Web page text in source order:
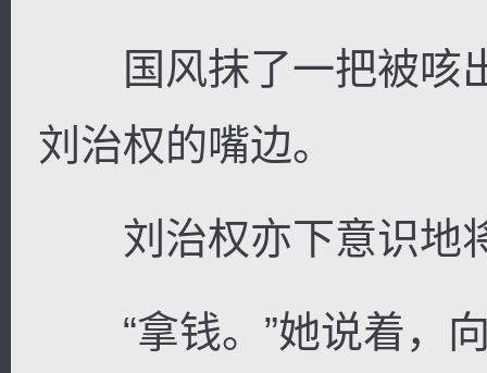
国风抹了一把被咳
刘治权的嘴边。
刘治权亦下意识地
“拿钱。”她说着，